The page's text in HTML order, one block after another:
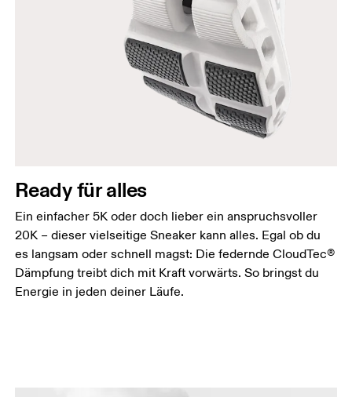
Ready für alles
Ein einfacher 5K oder doch lieber ein anspruchsvoller
20K – dieser vielseitige Sneaker kann alles. Egal ob du
es langsam oder schnell magst: Die federnde CloudTec®
Dämpfung treibt dich mit Kraft vorwärts. So bringst du
Energie in jeden deiner Läufe.